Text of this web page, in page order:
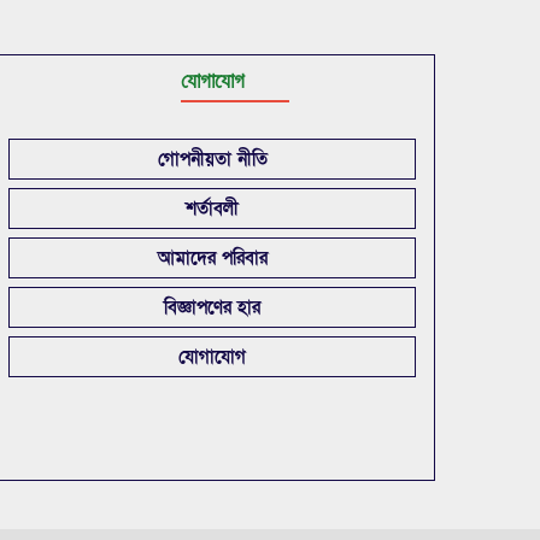
যোগাযোগ
গোপনীয়তা নীতি
শর্তাবলী
আমাদের পরিবার
বিজ্ঞাপণের হার
যোগাযোগ